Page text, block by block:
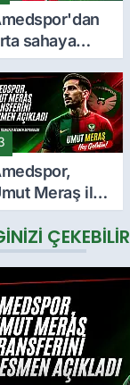
sahaya
takviye:
Soyalp
sözleşme
Meraş ile
ÇEKEBILIR